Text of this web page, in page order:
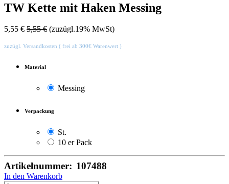
TW Kette mit Haken Messing
5,55 € 5,55€ (zuzügl.19% MwSt)
zuzügl. Versandkosten ( frei ab 300€ Warenwert )
Material
Messing
Verpackung
St.
10 er Pack
Artikelnummer: 107488
In den Warenkorb